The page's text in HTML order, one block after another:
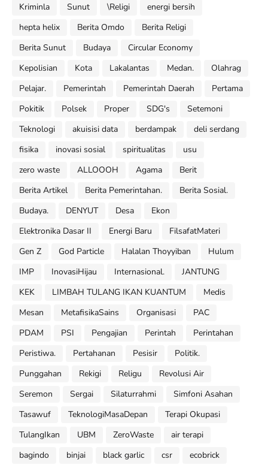
Kriminla
Sunut \Religi
energi bersih
hepta helix
Berita Omdo
Berita Religi
Berita Sunut
Budaya
Circular Economy
Kepolisian
Kota Lakalantas Medan.
Olahrag
Pelajar.
Pemerintah Pemerintah Daerah
Pertama
Pokitik
Polsek Proper SDG's
Setemoni
Teknologi
akuisisi data berdampak
deli serdang
fisika
inovasi sosial spiritualitas
usu
zero waste
ALLOOOH Agama
Berit
Berita Artikel
Berita Pemerintahan.
Berita Sosial.
Budaya.
DENYUT Desa
Ekon
Elektronika Dasar II
Energi Baru
FilsafatMateri
Gen Z
God Particle Halalan Thoyyiban
Hulum
IMP
InovasiHijau Internasional.
JANTUNG
KEK
LIMBAH TULANG IKAN KUANTUM
Medis
Mesan
MetafisikaSains Organisasi
PAC
PDAM
PSI Pengajian Perintah
Perintahan
Peristiwa.
Pertahanan Pesisir
Politik.
Punggahan
Rekigi Religu
Revolusi Air
Seremon
Sergai Silaturrahmi
Simfoni Asahan
Tasawuf
TeknologiMasaDepan
Terapi Okupasi
TulangIkan
UBM ZeroWaste
air terapi
bagindo
binjai black garlic csr
ecobrick